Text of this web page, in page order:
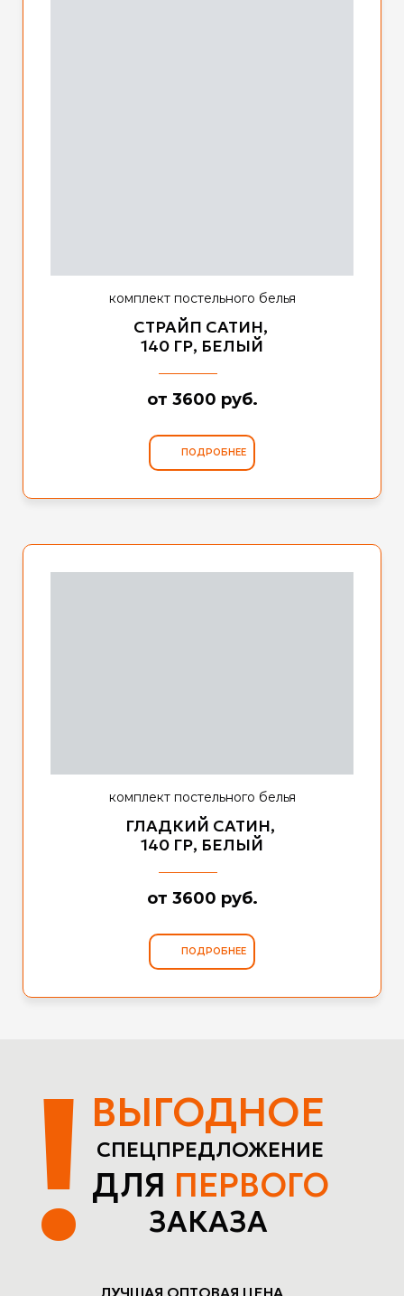
комплект постельного белья
СТРАЙП САТИН,
140 ГР, БЕЛЫЙ
от 3600 руб.
ПОДРОБНЕЕ
комплект постельного белья
ГЛАДКИЙ САТИН,
140 ГР, БЕЛЫЙ
от 3600 руб.
ПОДРОБНЕЕ
ЗАКАЗА
! ВЫГОДНОЕ
ДЛЯ ПЕРВОГО
СПЕЦПРЕДЛОЖЕНИЕ